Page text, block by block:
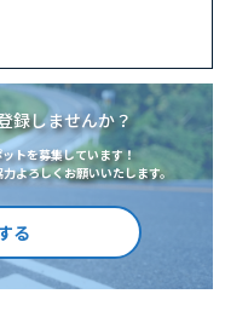
録しませんか？
トを募集しています！
よろしくお願いいたします。
る